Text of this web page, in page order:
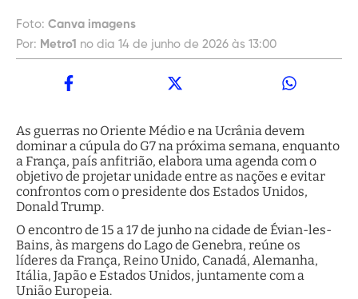
Foto: Canva imagens
Por: Metro1 no dia 14 de junho de 2026 às 13:00
As guerras no Oriente Médio e na Ucrânia devem
dominar a cúpula do G7 na próxima semana, enquanto
a França, país anfitrião, elabora uma agenda com o
objetivo de projetar unidade entre as nações e evitar
confrontos com o presidente dos Estados Unidos,
Donald Trump.
O encontro de 15 a 17 de junho na cidade de Évian-les-
Bains, às margens do Lago de Genebra, reúne os
líderes da França, Reino Unido, Canadá, Alemanha,
Itália, Japão e Estados Unidos, juntamente com a
União Europeia.